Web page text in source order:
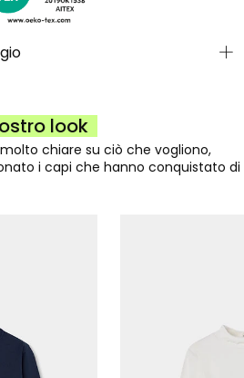
look
chiare su ciò che vogliono,
i capi che hanno conquistato di